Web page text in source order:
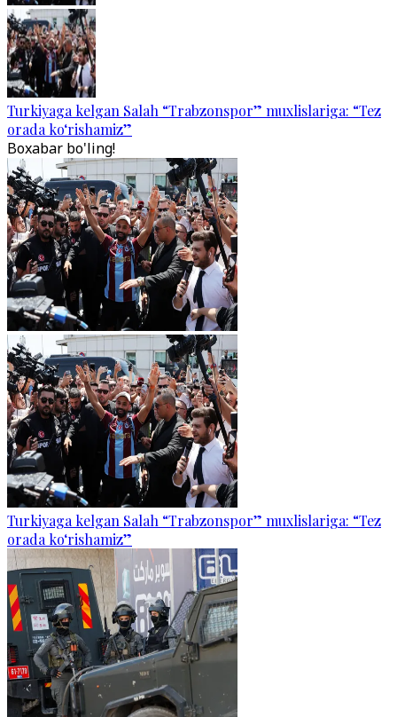
Turkiyaga kelgan Salah “Trabzonspor” muxlislariga: “Tez
orada ko‘rishamiz”
Boxabar bo'ling!
Turkiyaga kelgan Salah “Trabzonspor” muxlislariga: “Tez
orada ko‘rishamiz”